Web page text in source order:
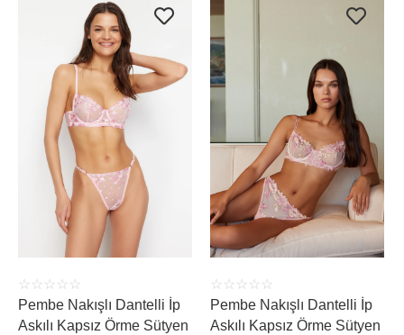
ÜRÜNÜ İNCELE
☆ ☆ ☆ ☆ ☆
Pembe Nakışlı Dantelli İp
Askılı Kapsız Örme Sütyen
ÜRÜNÜ İNCELE
☆ ☆ ☆ ☆ ☆
Pembe Nakışlı Dantelli İp
Askılı Kapsız Örme Sütyen